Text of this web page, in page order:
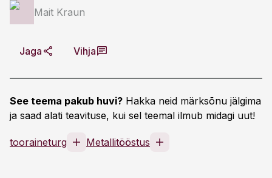
Mait Kraun
Jaga Vihja
See teema pakub huvi? Hakka neid märksõnu jälgima
ja saad alati teavituse, kui sel teemal ilmub midagi uut!
tooraineturg Metallitööstus